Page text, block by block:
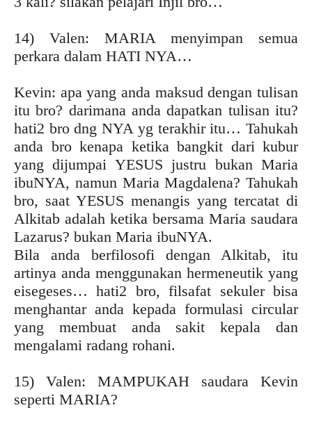
14) Valen: MARIA menyimpan semua
perkara dalam HATI NYA…
Kevin: apa yang anda maksud dengan tulisan
itu bro? darimana anda dapatkan tulisan itu?
hati2 bro dng NYA yg terakhir itu… Tahukah
anda bro kenapa ketika bangkit dari kubur
yang dijumpai YESUS justru bukan Maria
ibuNYA, namun Maria Magdalena? Tahukah
bro, saat YESUS menangis yang tercatat di
Alkitab adalah ketika bersama Maria saudara
Lazarus? bukan Maria ibuNYA.
Bila anda berfilosofi dengan Alkitab, itu
artinya anda menggunakan hermeneutik yang
eisegeses… hati2 bro, filsafat sekuler bisa
menghantar anda kepada formulasi circular
yang membuat anda sakit kepala dan
mengalami radang rohani.
15) Valen: MAMPUKAH saudara Kevin
seperti MARIA?